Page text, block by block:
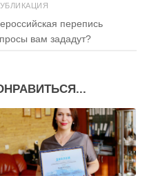
перепись
вам зададут?